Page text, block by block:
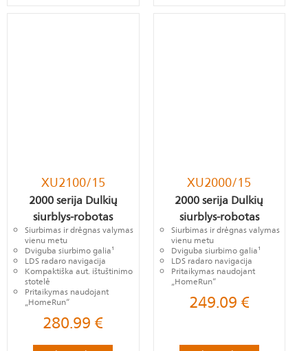
XU2100/15
2000 serija Dulkių
siurblys-robotas
Siurbimas ir drėgnas valymas
vienu metu
Dviguba siurbimo galia¹
LDS radaro navigacija
Kompaktiška aut. ištuštinimo
stotelė
Pritaikymas naudojant
„HomeRun“
280.99€
XU2000/15
2000 serija Dulkių
siurblys-robotas
Siurbimas ir drėgnas valymas
vienu metu
Dviguba siurbimo galia¹
LDS radaro navigacija
Pritaikymas naudojant
„HomeRun“
249.09€